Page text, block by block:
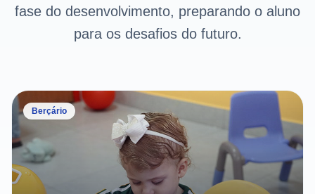
fase do desenvolvimento, preparando o aluno
para os desafios do futuro.
Berçário